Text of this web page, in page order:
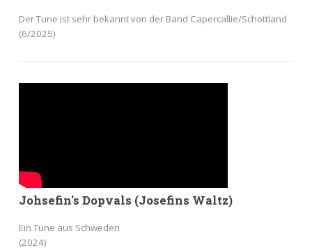
Der Tune ist sehr bekannt von der Band Capercallie/Schottland
(6/2025)
Johsefin's Dopvals (Josefins Waltz)
Ein Tune aus Schweden
(2024)